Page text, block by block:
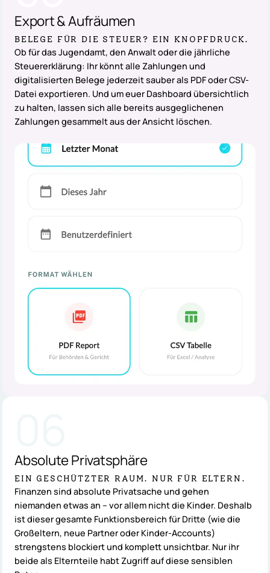
Export&Aufräumen
BELEGE FÜR DIE STEUER? EIN KNOPFDRUCK.
Ob für das Jugendamt, den Anwalt oder die jährliche
Steuererklärung: Ihr könnt alle Zahlungen und
digitalisierten Belege jederzeit sauber als PDF oder CSV-
Datei exportieren. Und um euer Dashboard übersichtlich
zu halten, lassen sich alle bereits ausgeglichenen
Zahlungen gesammelt aus der Ansicht löschen.
AbsolutePrivatsphäre
EIN GESCHÜTZTER RAUM. NUR FÜR ELTERN.
Finanzen sind absolute Privatsache und gehen
niemanden etwas an – vor allem nicht die Kinder. Deshalb
ist dieser gesamte Funktionsbereich für Dritte (wie die
Großeltern, neue Partner oder Kinder-Accounts)
strengstens blockiert und komplett unsichtbar. Nur ihr
beide als Elternteile habt Zugriff auf diese sensiblen